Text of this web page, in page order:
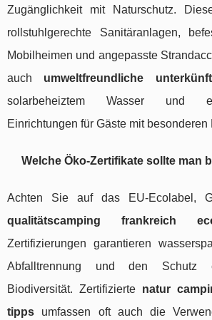
Zugänglichkeit mit Naturschutz.
rollstuhlgerechte Sanitäranlagen,
Mobilheimen und angepasste
auch umweltfreundliche
solarbeheiztem Wasser und
Einrichtungen für Gäste mit besonderen
Welche Öko-Zertifikate sollte man
Achten Sie auf das EU-Ecolabel,
qualitätscamping frankreich
Zertifizierungen garantieren
Abfalltrennung und den Schutz
Biodiversität. Zertifizierte natur
tipps umfassen oft auch die